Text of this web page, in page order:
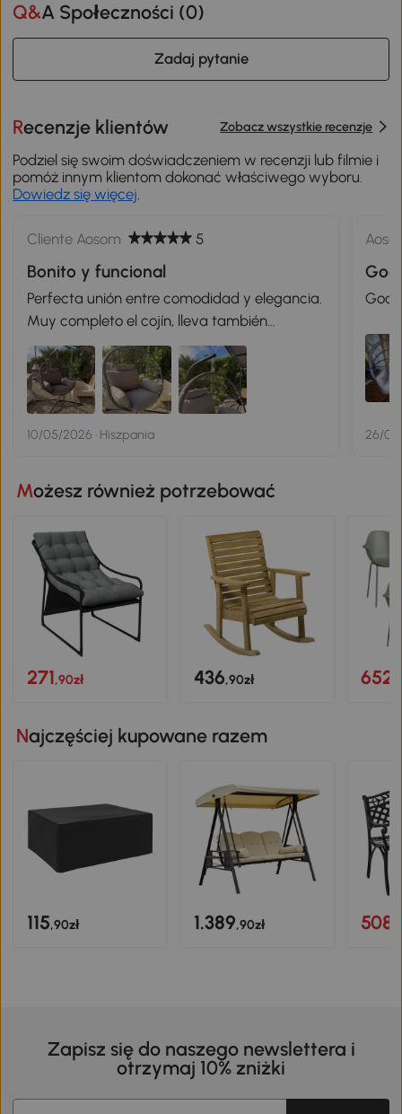
Q&A Społeczności (0)
Zadaj pytanie
Recenzje klientów Zobacz wszystkie recenzje
Podziel się swoim doświadczeniem w recenzji lub filmie i
pomóż innym klientom dokonać właściwego wyboru.
Dowiedz się więcej.
Cliente Aosom 5
Bonito y funcional
Perfecta unión entre comodidad y elegancia.
Muy completo el cojín, lleva también
reposabrazos y reposacabezas. Fácil y rápido
montaje. No necesitas herramientas extras,
trae todo lo que precisa para el montaje.
10/05/2026 · Hiszpania 26/
Możesz również potrzebować
271,90zł 436,90zł 652
Najczęściej kupowane razem
115,90zł 1.389,90zł 508
Zapisz się do naszego newslettera i
otrzymaj 10% zniżki